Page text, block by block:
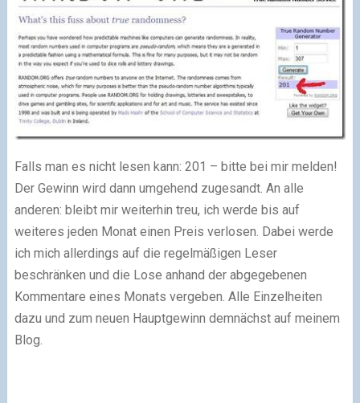
Falls man es nicht lesen kann: 201 – bitte bei mir melden!
Der Gewinn wird dann umgehend zugesandt. An alle
anderen: bleibt mir weiterhin treu, ich werde bis auf
weiteres jeden Monat einen Preis verlosen. Dabei werde
ich mich allerdings auf die regelmäßigen Leser
beschränken und die Lose anhand der abgegebenen
Kommentare eines Monats vergeben. Alle Einzelheiten
dazu und zum neuen Hauptgewinn demnächst auf meinem
Blog.